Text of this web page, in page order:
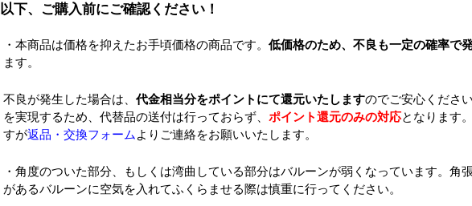
以下、ご購入前にご確認ください！
・本商品は価格を抑えたお手頃価格の商品です。 低価格のため、不良も一定の確率で
ます。
不良が発生した場合は、 代金相当分をポイントにて還元いたしますのでご安心くださ
を実現するため、代替品の送付は行っておらず、 ポイント還元のみの対応となります
すが返品・交換フォームよりご連絡をお願いいたします。
・角度のついた部分、もしくは湾曲している部分はバルーンが弱くなっています。角
があるバルーンに空気を入れてふくらませる際は慎重に行ってください。